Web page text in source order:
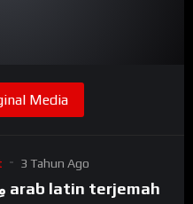
Media
3 Tahun Ago
Lirik Minnar Roja’ مِنـَّاالرَّ arab latin terjemah